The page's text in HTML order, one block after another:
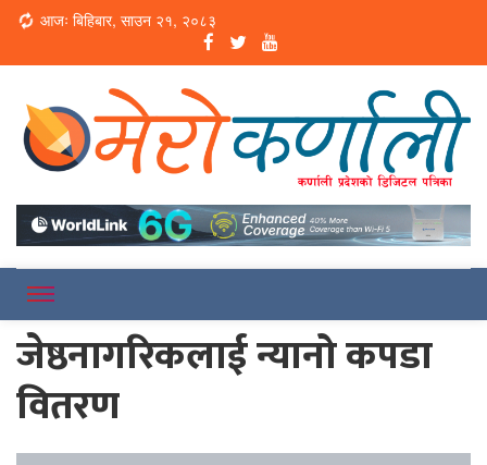
Loading...
आजः बिहिबार, साउन २१, २०८३
Merokarnali
जेष्ठनागरिकलाई न्यानो कपडा
वितरण